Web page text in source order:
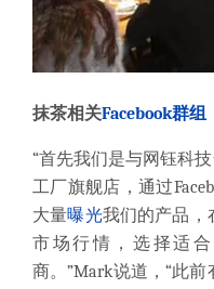
抹茶相关Facebook群组
“首先我们是与网钰科
工厂旗舰店，通过
大量曝光我们的产品，
市场行情，选择适
商。”Mark说道，“此